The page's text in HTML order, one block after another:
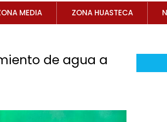
MEDIA ZONA HUASTECA
de agua a